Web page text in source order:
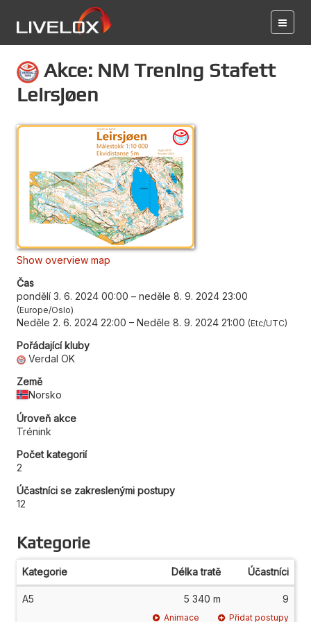
Akce: NM Trening Stafett
Leirsjøen
Show overview map
Čas
pondělí 3. 6. 2024 00:00 – neděle 8. 9. 2024 23:00
Europe/Oslo
Neděle 2. 6. 2024 22:00 – Neděle 8. 9. 2024 21:00 Etc/UTC
Pořádající kluby
Verdal OK
Země
Norsko
Úroveň akce
Trénink
Počet kategorií
2
Účastníci se zakreslenými postupy
12
Kategorie
Kategorie Délka tratě Účastníci
A5 5 340 m 9
Animace Přidat postupy